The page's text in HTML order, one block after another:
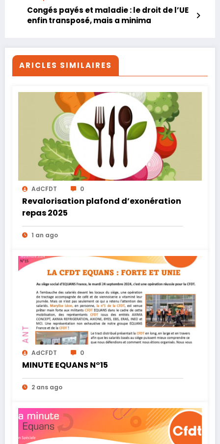
Congés payés et maladie : le droit de l’UE
enfin transposé, mais a minima
ARICLES SIMILAIRES
AdCFDT 0
Revalorisation plafond d’exonération
repas 2025
1 an ago
AdCFDT 0
MINUTE EQUANS N°15
2 ans ago